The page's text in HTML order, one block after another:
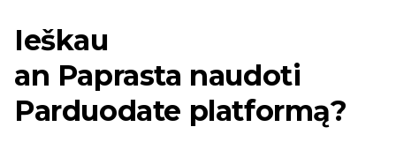
Ieškau
an Paprasta naudoti
Parduodate platformą?